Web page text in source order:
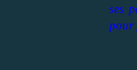
ses
pour